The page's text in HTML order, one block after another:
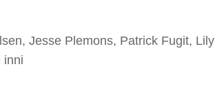
Jesse Plemons, Patrick Fugit, Lily
inni